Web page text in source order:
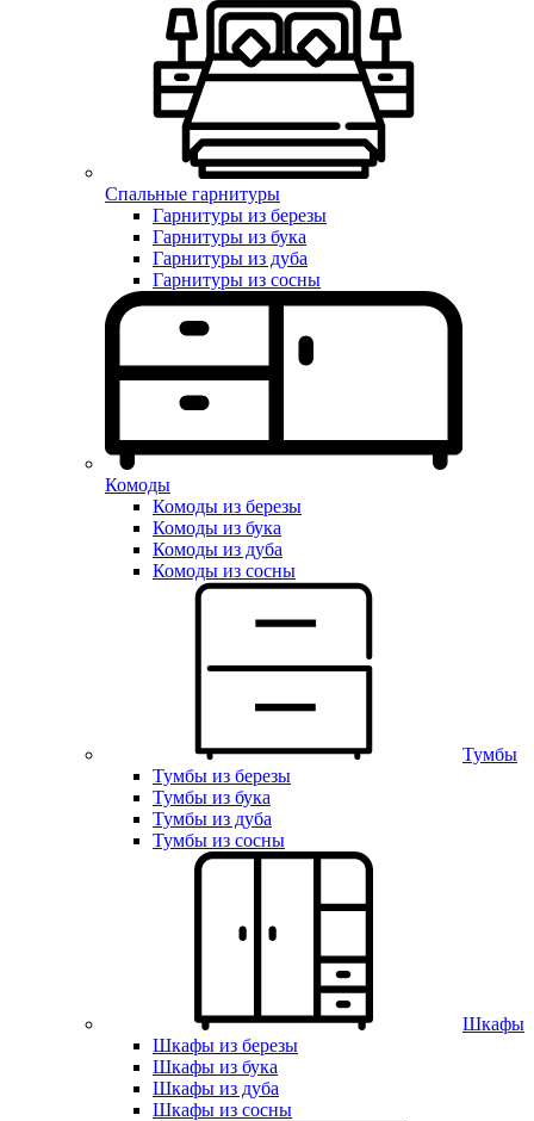
Спальные гарнитуры
Гарнитуры из березы
Гарнитуры из бука
Гарнитуры из дуба
Гарнитуры из сосны
Комоды
Комоды из березы
Комоды из бука
Комоды из дуба
Комоды из сосны
Тумбы
Тумбы из березы
Тумбы из бука
Тумбы из дуба
Тумбы из сосны
Шкафы
Шкафы из березы
Шкафы из бука
Шкафы из дуба
Шкафы из сосны